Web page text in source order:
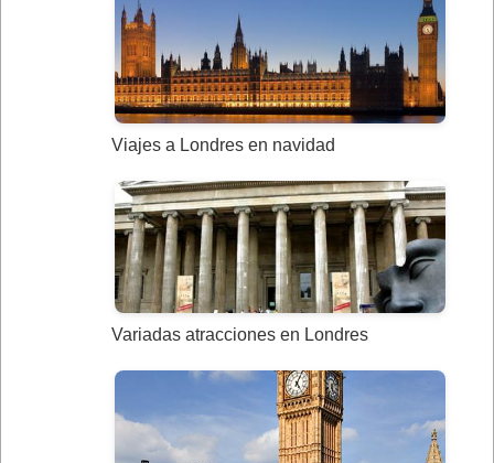
Viajes a Londres en navidad
Variadas atracciones en Londres